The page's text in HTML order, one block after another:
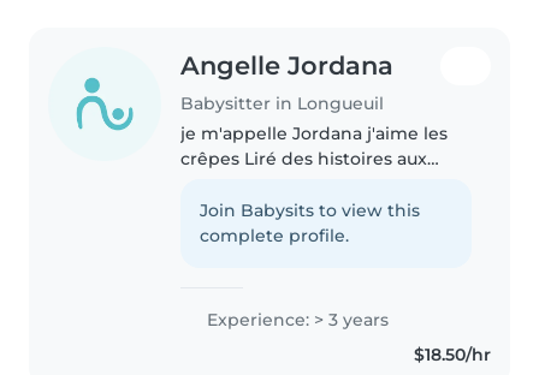
Angelle Jordana
Babysitter in Longueuil
je m'appelle Jordana j'aime les
crêpes Liré des histoires aux
pour que tout le monde passe
un bon moment
Join Babysits to view this
complete profile.
Experience: > 3 years
$18.50/hr